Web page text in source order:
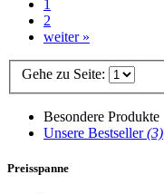
1
2
weiter »
Gehe zu Seite:
Besondere Produkte
Unsere Bestseller(3)
Preisspanne